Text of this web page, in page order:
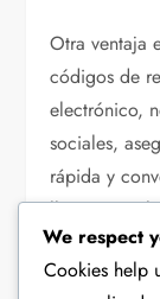
Otra ventaja
códigos de
electrónico,
sociales,
rápida y
llevar a
Por último,
We respect
Cookies help